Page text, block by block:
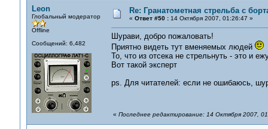
Leon
Глобальный модератор
Offline
Сообщений: 6,482
Re: Гранатометная стрельба с
« Ответ #50 :14 Октября 2007, 01:26:47 »
Шурави, добро пожаловать!
Приятно видеть тут вменяемых людей
То, что из отсека не стрельнуть - это и
Вот такой эксперт
ps. Для читателей: если не ошибаюсь,
« Последнее редактирование: 14 Октября 2007,